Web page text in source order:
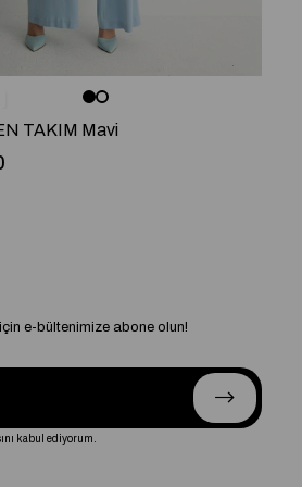
TAKIM Mavi
e-bültenimize abone olun!
kabul ediyorum.